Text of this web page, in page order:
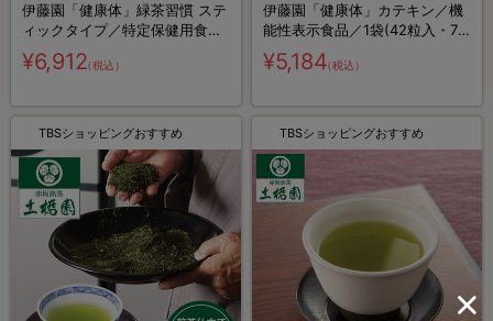
伊藤園「健康体」緑茶習慣 ステ
ィックタイプ／特定保健用食品
／6.8g×60本／食後の血糖値が
気になりはじめた方に
¥6,912（税込）
伊藤園「健康体」カテキン／機
能性表示食品／1袋(42粒入・7
日分)×4／28日分／BMIが高め
の方の体脂肪を減らす
¥5,184（税込）
TBSショッピングおすすめ TBSショッピングおすすめ